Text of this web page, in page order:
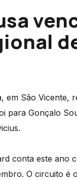
em São Vicente,
para Gonçalo
conta este ano
O circuito é